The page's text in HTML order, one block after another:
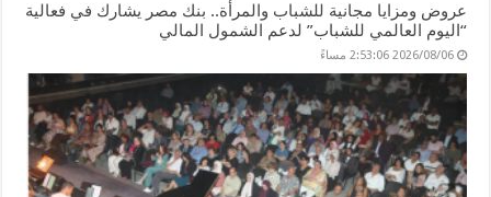
عروض ومزايا مجانية للشباب والمرأة.. بنك مصر يشارك في فعالية
“اليوم العالمي للشباب” لدعم الشمول المالي
2026/08/06 2:53:06 مساءً